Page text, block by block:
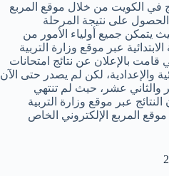
في الكويت من خلال موقع المربع
على نتيجة المرحلة
يتمكن جميع أولياء الأمور من
عبر موقع وزارة التربية
قامت بالإعلان عن نتائج امتحانات
الابتدائية والإعدادية، لكن لم يصدر حتى الآن
والثاني عشر، حيث لم تنتهي
عبر موقع وزارة التربية
المربع الإلكتروني الخاص